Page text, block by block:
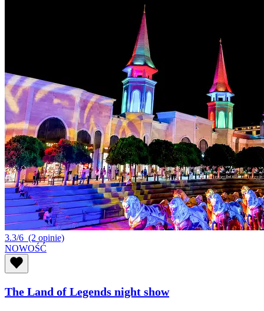
3.3/6 (2 opinie)
NOWOŚĆ
The Land of Legends night show